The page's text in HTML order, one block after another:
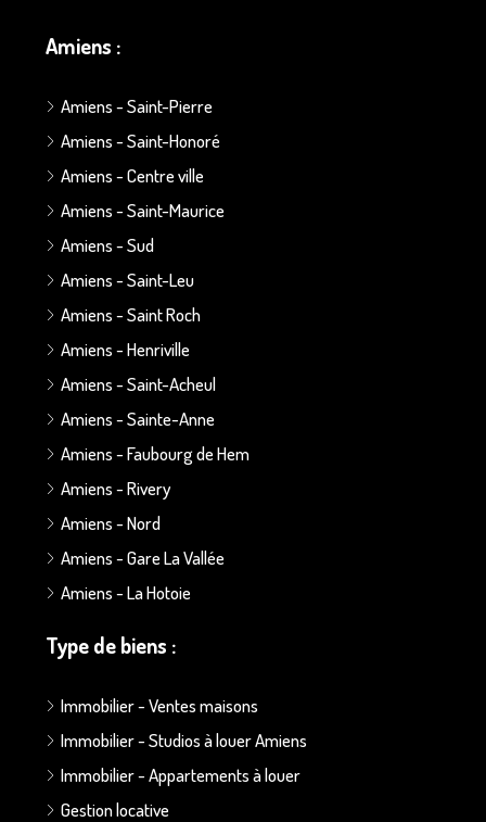
Amiens :
Amiens - Saint-Pierre
Amiens - Saint-Honoré
Amiens - Centre ville
Amiens - Saint-Maurice
Amiens - Sud
Amiens - Saint-Leu
Amiens - Saint Roch
Amiens - Henriville
Amiens - Saint-Acheul
Amiens - Sainte-Anne
Amiens - Faubourg de Hem
Amiens - Rivery
Amiens - Nord
Amiens - Gare La Vallée
Amiens - La Hotoie
Type de biens :
Immobilier - Ventes maisons
Immobilier - Studios à louer Amiens
Immobilier - Appartements à louer
Gestion locative